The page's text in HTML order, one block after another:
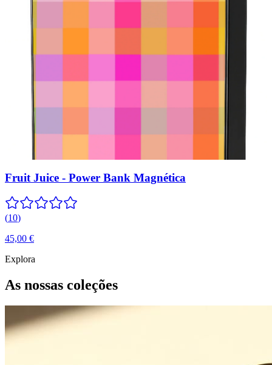
Fruit Juice - Power Bank Magnética
(10)
45,00 €
Explora
As nossas coleções